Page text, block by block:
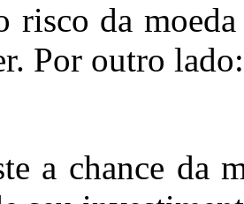
risco da
Por outro lado:
a chance da